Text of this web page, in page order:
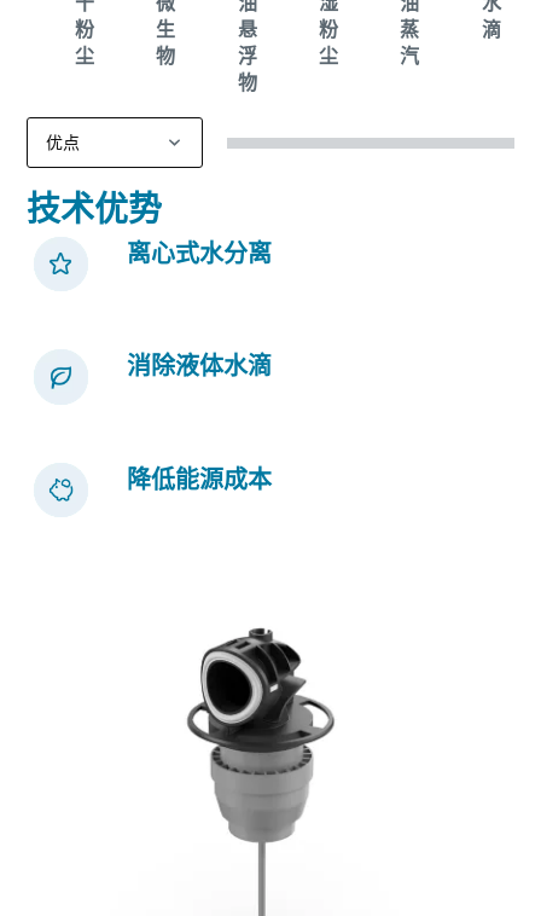
粉
尘
生
物
悬
浮
物
粉
尘
蒸
汽
滴
技术优势
离心式水分离
消除液体水滴
降低能源成本